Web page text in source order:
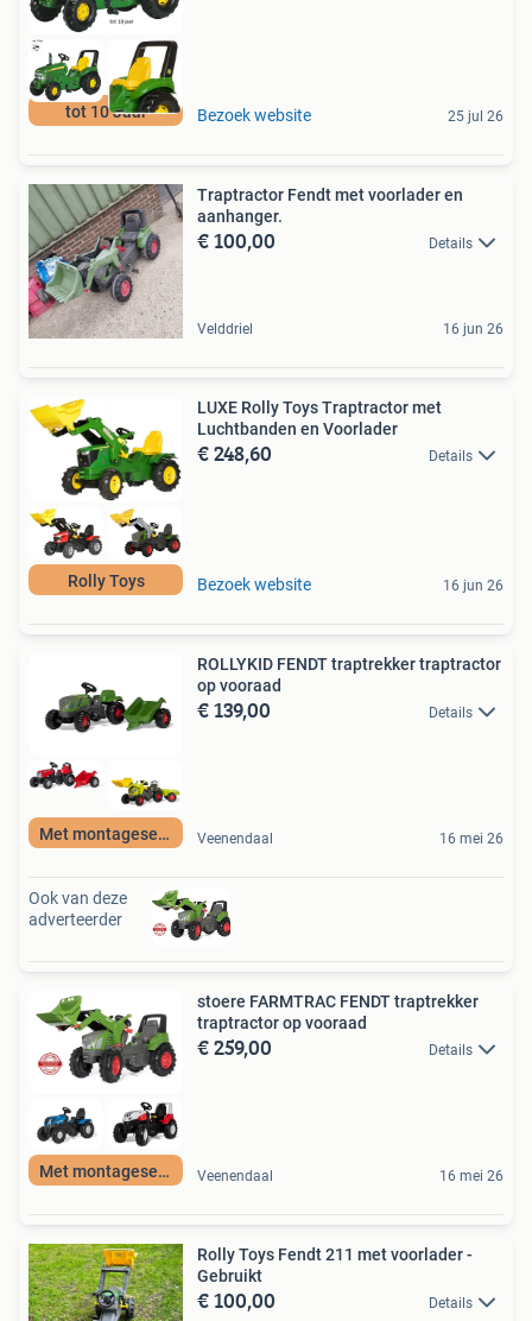
tot 10 Jaar Bezoek website 25 jul 26
Traptractor Fendt met voorlader en
aanhanger.
€ 100,00 Details
Velddriel 16 jun 26
Rolly Toys
LUXE Rolly Toys Traptractor met
Luchtbanden en Voorlader
€ 248,60 Details
Bezoek website 16 jun 26
Met montageservice
ROLLYKID FENDT traptrekker traptractor
op vooraad
€ 139,00 Details
Veenendaal 16 mei 26
Ook van deze
adverteerder
Met montageservice
stoere FARMTRAC FENDT traptrekker
traptractor op vooraad
€ 259,00 Details
Veenendaal 16 mei 26
Rolly Toys Fendt 211 met voorlader -
Gebruikt
€ 100,00 Details